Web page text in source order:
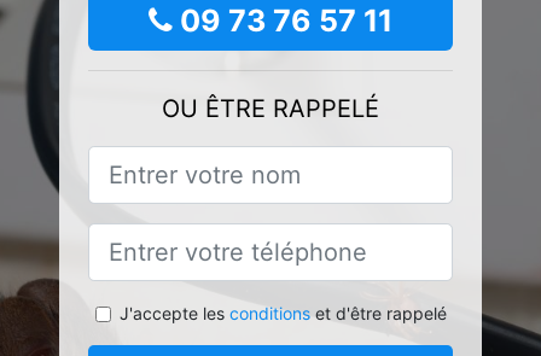
09 73 76 57 11
OU ÊTRE RAPPELÉ
J'accepte les conditionset d'être rappelé